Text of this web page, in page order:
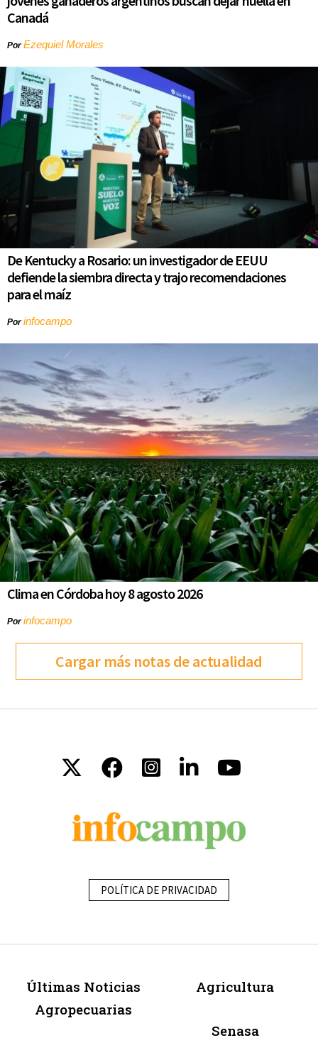
Canadá
PorEzequiel Morales
De Kentucky a Rosario: un investigador de EEUU
defiende la siembra directa y trajo recomendaciones
para el maíz
Porinfocampo
Clima en Córdoba hoy 8 agosto 2026
Porinfocampo
Cargar más notas de actualidad
POLÍTICA DE PRIVACIDAD
Últimas Noticias
Agropecuarias
Agricultura
Senasa